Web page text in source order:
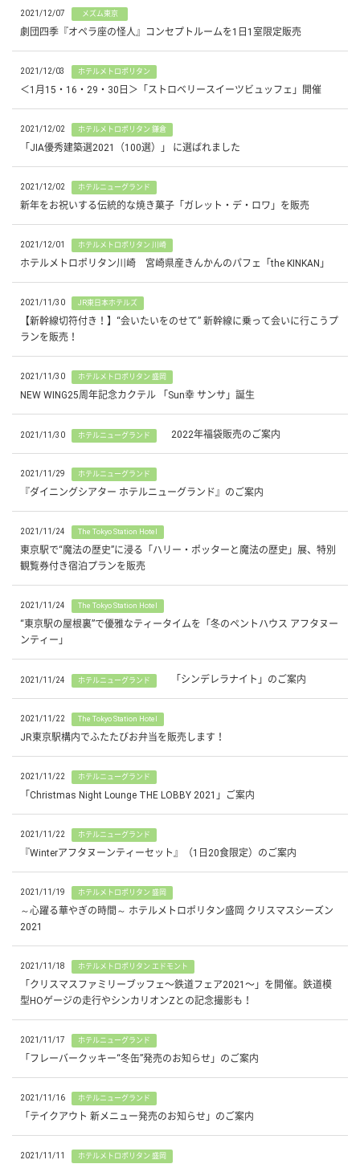
2021/12/07 メズム東京
劇団四季『オペラ座の怪人』コンセプトルームを1日1室限定販売
2021/12/03 ホテルメトロポリタン
＜1月15・16・29・30日＞「ストロベリースイーツビュッフェ」開催
2021/12/02 ホテルメトロポリタン 鎌倉
「JIA優秀建築選2021（100選）」 に選ばれました
2021/12/02 ホテルニューグランド
新年をお祝いする伝統的な焼き菓子「ガレット・デ・ロワ」を販売
2021/12/01 ホテルメトロポリタン 川崎
ホテルメトロポリタン川崎 宮崎県産きんかんのパフェ「the KINKAN」
2021/11/30 JR東日本ホテルズ
【新幹線切符付き！】“会いたいをのせて” 新幹線に乗って会いに行こうプ
ランを販売！
2021/11/30 ホテルメトロポリタン 盛岡
NEW WING25周年記念カクテル 「Sun幸 サンサ」誕生
2021/11/30 ホテルニューグランド 2022年福袋販売のご案内
2021/11/29 ホテルニューグランド
『ダイニングシアター ホテルニューグランド』のご案内
2021/11/24 The Tokyo Station Hotel
東京駅で“魔法の歴史”に浸る「ハリー・ポッターと魔法の歴史」展、特別
観覧券付き宿泊プランを販売
2021/11/24 The Tokyo Station Hotel
“東京駅の屋根裏”で優雅なティータイムを「冬のペントハウス アフタヌー
ンティー」
2021/11/24 ホテルニューグランド 「シンデレラナイト」のご案内
2021/11/22 The Tokyo Station Hotel
JR東京駅構内でふたたびお弁当を販売します！
2021/11/22 ホテルニューグランド
「Christmas Night Lounge THE LOBBY 2021」ご案内
2021/11/22 ホテルニューグランド
『Winterアフタヌーンティーセット』（1日20食限定）のご案内
2021/11/19 ホテルメトロポリタン 盛岡
～心躍る華やぎの時間～ ホテルメトロポリタン盛岡 クリスマスシーズン
2021
2021/11/18 ホテルメトロポリタン エドモント
「クリスマスファミリーブッフェ〜鉄道フェア2021〜」を開催。鉄道模
型HOゲージの走行やシンカリオンZとの記念撮影も！
2021/11/17 ホテルニューグランド
「フレーバークッキー“冬缶”発売のお知らせ」のご案内
2021/11/16 ホテルニューグランド
「テイクアウト 新メニュー発売のお知らせ」のご案内
2021/11/11 ホテルメトロポリタン 盛岡